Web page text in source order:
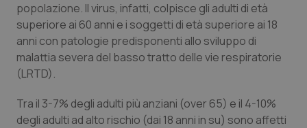
Liguria
Lombardia
Marche
Molise
Disturbi dell’umore
Dolore
Donna & Salute
Epatiti
popolazione. Il virus, infatti, colpisce gli adulti di età
superiore ai 60 anni e i soggetti di età superiore ai 18
anni con patologie predisponenti allo sviluppo di
malattia severa del basso tratto delle vie respiratorie
(LRTD).
Tra il 3-7% degli adulti più anziani (over 65) e il 4-10%
degli adulti ad alto rischio (dai 18 anni in su) sono affetti